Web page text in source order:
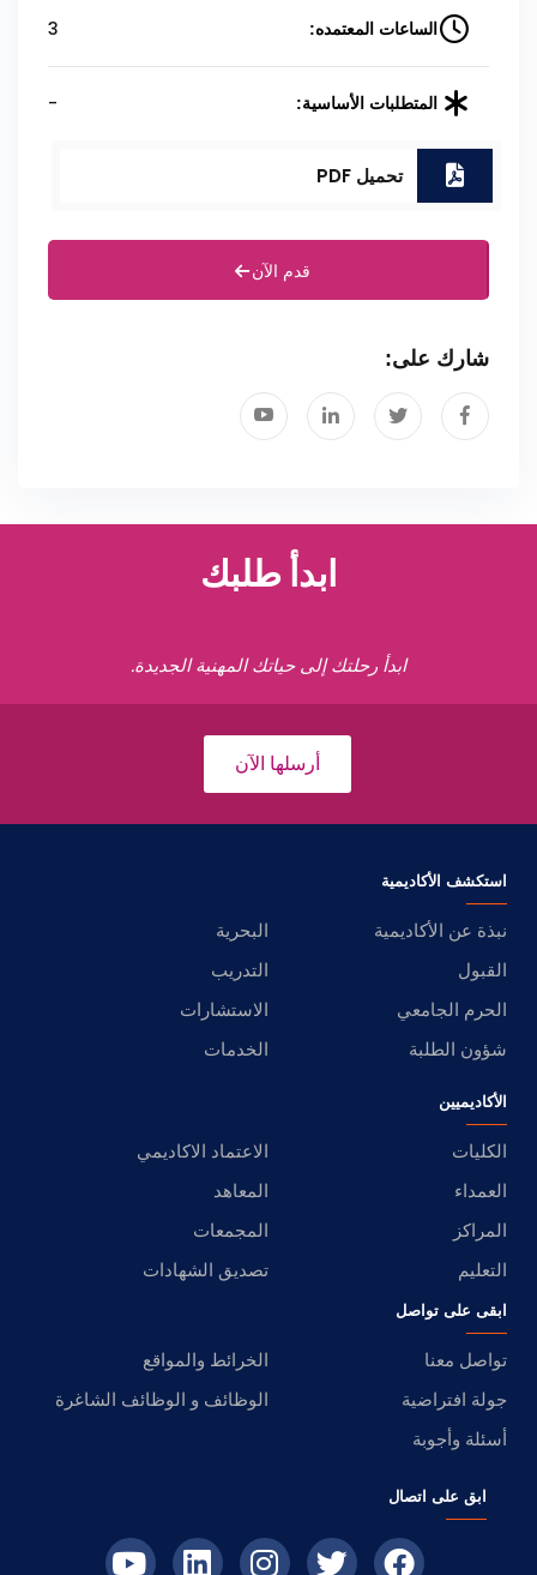
الساعات المعتمده: 3
المتطلبات الأساسية: -
تحميل PDF
قدم الآن
شارك على:
ابدأ طلبك
ابدأ رحلتك إلى حياتك المهنية الجديدة.
أرسلها الآن
استكشف الأكاديمية
نبذة عن الأكاديمية
البحرية
القبول
التدريب
الحرم الجامعي
الاستشارات
شؤون الطلبة
الخدمات
الأكاديميين
الكليات
الاعتماد الاكاديمي
العمداء
المعاهد
المراكز
المجمعات
التعليم
تصديق الشهادات
ابقى على تواصل
تواصل معنا
الخرائط والمواقع
جولة افتراضية
الوظائف و الوظائف الشاغرة
أسئلة وأجوبة
ابق على اتصال